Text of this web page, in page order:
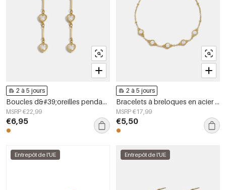
2 à 5 jours
Boucles d&#39;oreilles pendantes en acier inoxydable, chaîne élégante, collection luxueuse pour femmes, idéales pour les fêtes et les soirées.
MSRP €22,99
€6,95
2 à 5 jours
Bracelets à breloques en acier inoxydable, forme géométrique, collection Simple Daily Simple, bijoux pour femmes
MSRP €17,99
€5,50
Entrepôt de l'UE Entrepôt de l'UE